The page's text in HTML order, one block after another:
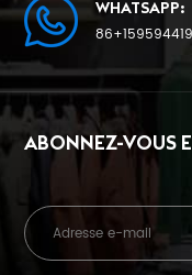
WHATSAPP:
ABONNEZ-VOUS